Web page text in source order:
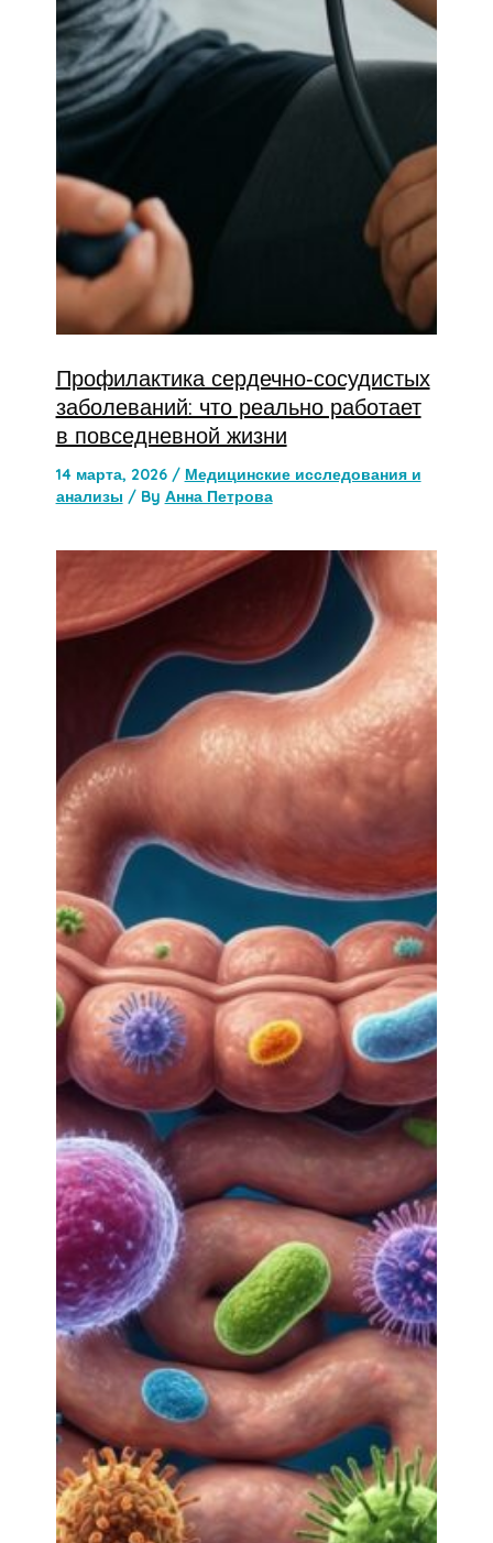
Профилактика сердечно‑сосудистых
заболеваний: что реально работает
в повседневной жизни
14 марта, 2026 / Медицинские исследования и
анализы / By Анна Петрова